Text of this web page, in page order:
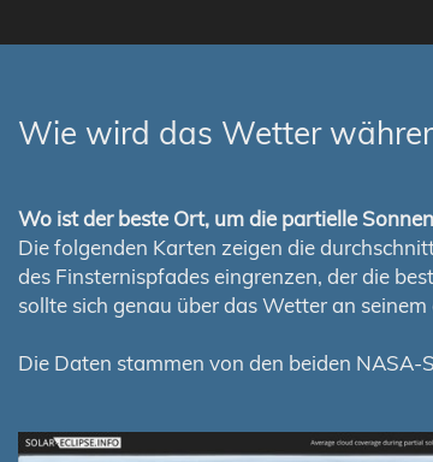
Wie wird das Wetter
Wo ist der beste Ort, um die partielle
Die folgenden Karten zeigen die
des Finsternispfades eingrenzen, der die
sollte sich genau über das Wetter an
Die Daten stammen von den beiden NASA-